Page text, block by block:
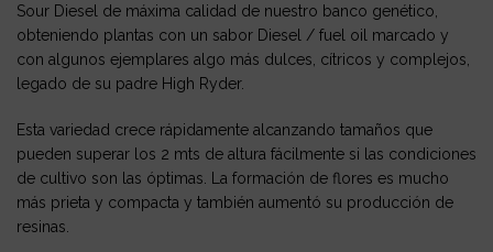
Sour Diesel de máxima calidad de nuestro banco genético,
obteniendo plantas con un sabor Diesel / fuel oil marcado y
con algunos ejemplares algo más dulces, cítricos y complejos,
legado de su padre High Ryder.
Esta variedad crece rápidamente alcanzando tamaños que
pueden superar los 2 mts de altura fácilmente si las condiciones
de cultivo son las óptimas. La formación de flores es mucho
más prieta y compacta y también aumentó su producción de
resinas.